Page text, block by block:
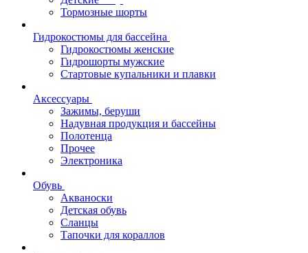
Тормозные шорты
Гидрокостюмы для бассейна
Гидрокостюмы женские
Гидрошорты мужские
Стартовые купальники и плавки
Аксессуары
Зажимы, беруши
Надувная продукция и бассейны
Полотенца
Прочее
Электроника
Обувь
Акваноски
Детская обувь
Сланцы
Тапочки для кораллов